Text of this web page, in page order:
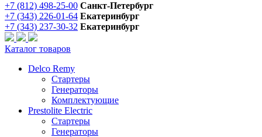
+7 (812) 498-25-00 Санкт-Петербург
+7 (343) 226-01-64 Екатеринбург
+7 (343) 237-30-32 Екатеринбург
Каталог товаров
Delco Remy
Стартеры
Генераторы
Комплектующие
Prestolite Electric
Стартеры
Генераторы